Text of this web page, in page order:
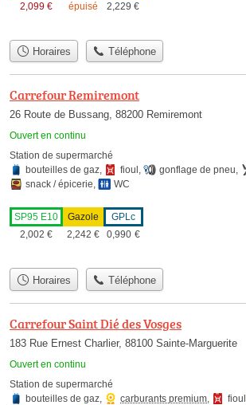
2,099 €
épuisé
2,229 €
Horaires Téléphone
Carrefour Remiremont
26 Route de Bussang, 88200 Remiremont
Ouvert en continu
Station de supermarché
bouteilles de gaz, fioul , gonflage de pneu,
snack / épicerie, WC
SP95 E10
2,002 €
Gazole
2,242 €
GPLc
0,990 €
Horaires Téléphone
Carrefour Saint Dié des Vosges
183 Rue Ernest Charlier, 88100 Sainte-Marguerite
Ouvert en continu
Station de supermarché
bouteilles de gaz
carburants premium fioul